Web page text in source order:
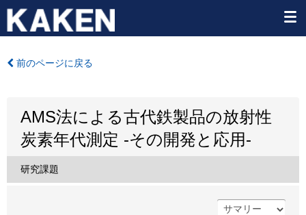
前のページに戻る
AMS法による古代鉄製品の放射性
炭素年代測定 -その開発と応用-
研究課題